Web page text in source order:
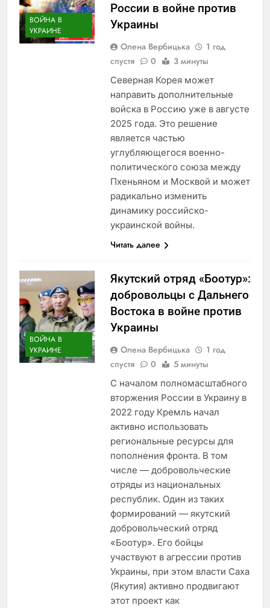
ВОЙНА В
УКРАИНЕ
России в войне против
Украины
Олена Вербицька
1 год
спустя
0 3 минуты
Северная Корея может
направить дополнительные
войска в Россию уже в августе
2025 года. Это решение
является частью
углубляющегося военно-
политического союза между
Пхеньяном и Москвой и может
радикально изменить
динамику российско-
украинской войны.
Читать далее
ВОЙНА В
УКРАИНЕ
Якутский отряд «Боотур»:
добровольцы с Дальнего
Востока в войне против
Украины
Олена Вербицька
1 год
спустя
0 5 минуты
С началом полномасштабного
вторжения России в Украину в
2022 году Кремль начал
активно использовать
региональные ресурсы для
пополнения фронта. В том
числе — добровольческие
отряды из национальных
республик. Один из таких
формирований — якутский
добровольческий отряд
«Боотур». Его бойцы
участвуют в агрессии против
Украины, при этом власти Саха
(Якутия) активно продвигают
этот проект как